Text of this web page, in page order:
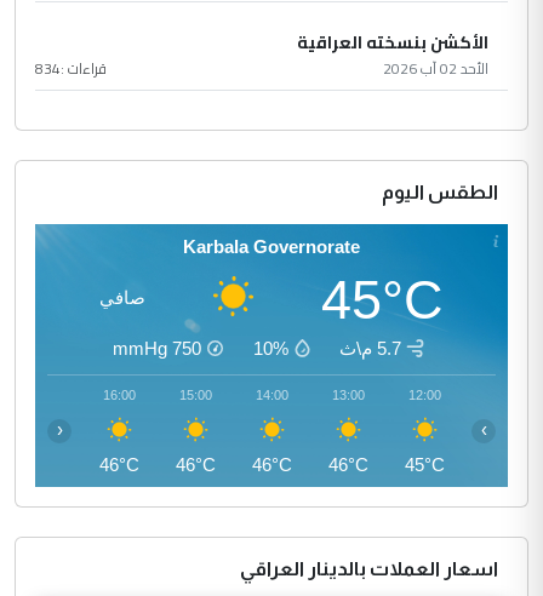
الأكشن بنسخته العراقية
الأحد 02 آب 2026 قراءات :834
الطقس اليوم
Karbala Governorate
45°C صافي
5.7 م\ث 10%
750
mmHg
12:00
45°C
13:00
46°C
14:00
46°C
15:00
46°C
16:00
46°C
‹ ›
اسعار العملات بالدينار العراقي